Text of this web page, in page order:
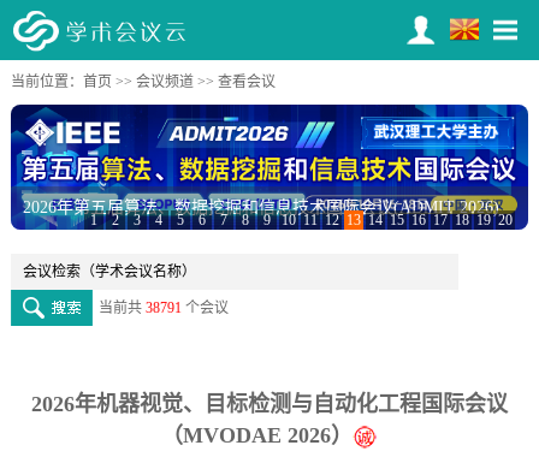
当前位置： 首页 >> 会议频道>> 查看会议
2026年第五届算法、数据挖掘和信息技术国际会议(ADMIT 2026)
1 2 3 4 5 6 7 8 9 10 11 12 13 14 15 16 17 18 19 20
当前共 38791个会议
2026年机器视觉、目标检测与自动化工程国际会议
（MVODAE 2026）